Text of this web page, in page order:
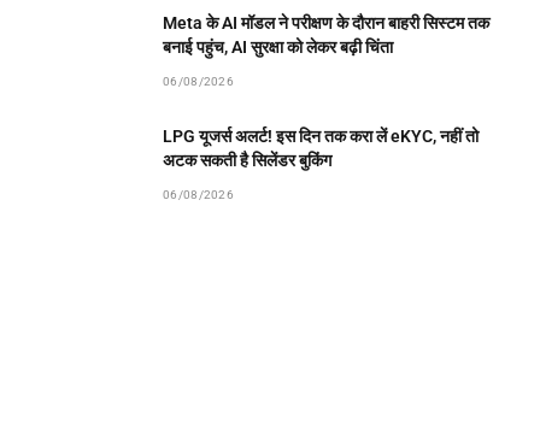
Meta के AI मॉडल ने परीक्षण के दौरान बाहरी सिस्टम तक
बनाई पहुंच, AI सुरक्षा को लेकर बढ़ी चिंता
06/08/2026
LPG यूजर्स अलर्ट! इस दिन तक करा लें eKYC, नहीं तो
अटक सकती है सिलेंडर बुकिंग
06/08/2026